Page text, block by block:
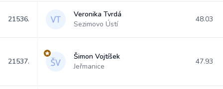
21536.
Veronika Tvrdá
Sezimovo Ústí
48.03
21537.
Šimon Vojtíšek
Jeřmanice
47.93